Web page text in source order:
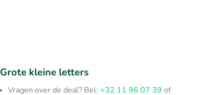
Grote kleine letters
Vragen over de deal? Bel:+32 11 96 07 39 of